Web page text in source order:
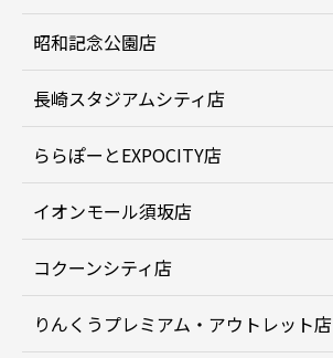
昭和記念公園店
長崎スタジアムシティ店
ららぽーとEXPOCITY店
イオンモール須坂店
コクーンシティ店
りんくうプレミアム・アウトレット店